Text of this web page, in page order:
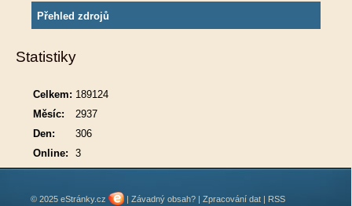
Přehled zdrojů
Statistiky
Online: 3
Celkem: 189124
Měsíc:
2937
Den:
306
© 2025 eStránky.cz | Závadný obsah? | Zpracování dat | RSS